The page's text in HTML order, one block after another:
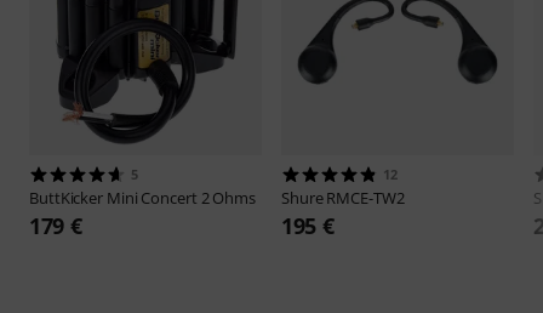
5
ButtKicker Mini Concert 2 Ohms
179 €
12
ShureRMCE-TW2
195 €